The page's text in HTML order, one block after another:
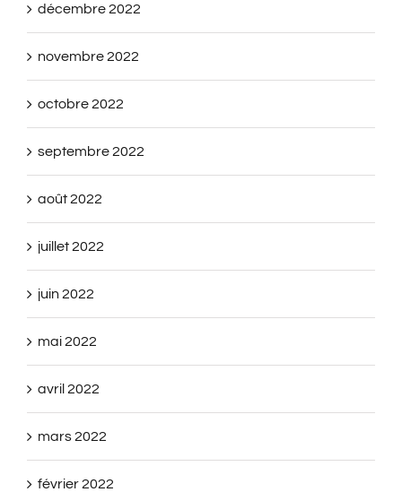
décembre 2022
novembre 2022
octobre 2022
septembre 2022
août 2022
juillet 2022
juin 2022
mai 2022
avril 2022
mars 2022
février 2022